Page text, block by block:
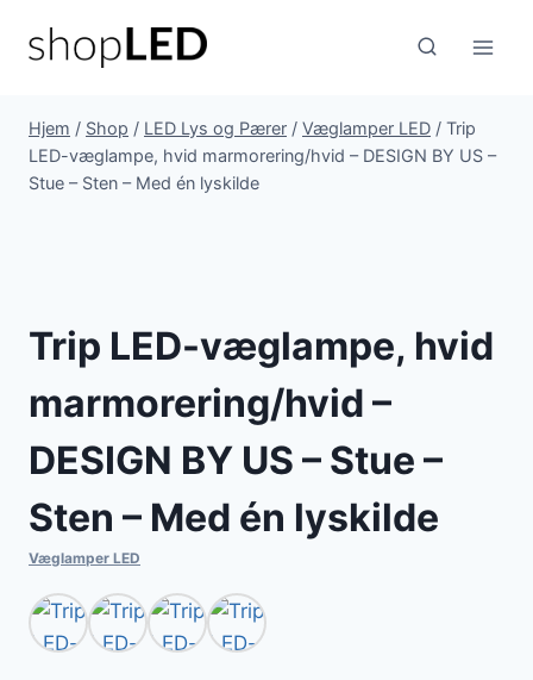
Hjem / Shop / LED Lys og Pærer / Væglamper LED / Trip
LED-væglampe, hvid marmorering/hvid – DESIGN BY US –
Stue – Sten – Med én lyskilde
Trip LED-væglampe, hvid
marmorering/hvid –
DESIGN BY US – Stue –
Sten – Med én lyskilde
Væglamper LED